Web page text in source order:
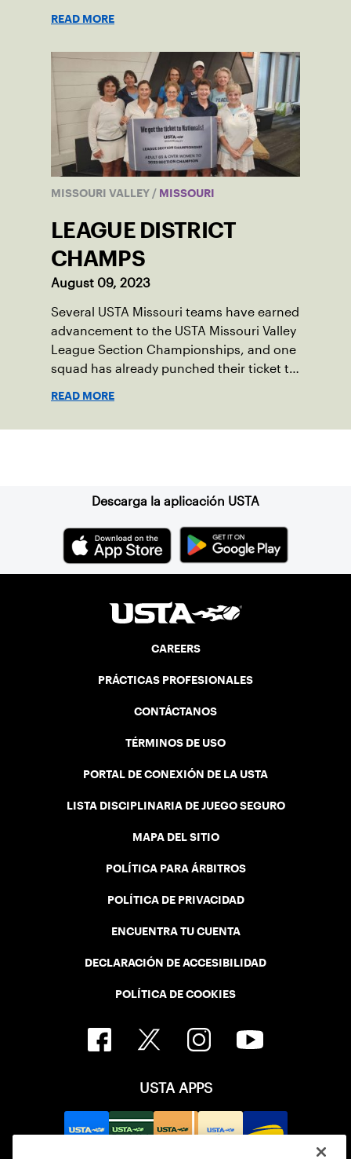
READ MORE
MISSOURI VALLEY / MISSOURI
LEAGUE DISTRICT
CHAMPS
August 09, 2023
Several USTA Missouri teams have earned
advancement to the USTA Missouri Valley
League Section Championships, and one
squad has already punched their ticket to
READ MORE
Descarga la aplicación USTA
CAREERS
PRÁCTICAS PROFESIONALES
CONTÁCTANOS
TÉRMINOS DE USO
PORTAL DE CONEXIÓN DE LA USTA
LISTA DISCIPLINARIA DE JUEGO SEGURO
MAPA DEL SITIO
POLÍTICA PARA ÁRBITROS
POLÍTICA DE PRIVACIDAD
ENCUENTRA TU CUENTA
DECLARACIÓN DE ACCESIBILIDAD
POLÍTICA DE COOKIES
USTA APPS